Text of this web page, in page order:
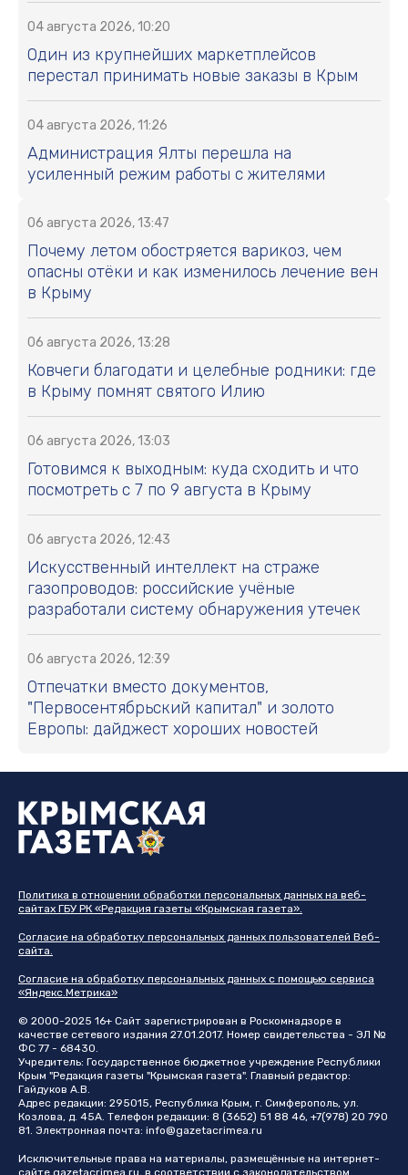
04 августа 2026, 10:20
Один из крупнейших маркетплейсов
перестал принимать новые заказы в Крым
04 августа 2026, 11:26
Администрация Ялты перешла на
усиленный режим работы с жителями
06 августа 2026, 13:47
Почему летом обостряется варикоз, чем
опасны отёки и как изменилось лечение вен
в Крыму
06 августа 2026, 13:28
Ковчеги благодати и целебные родники: где
в Крыму помнят святого Илию
06 августа 2026, 13:03
Готовимся к выходным: куда сходить и что
посмотреть с 7 по 9 августа в Крыму
06 августа 2026, 12:43
Искусственный интеллект на страже
газопроводов: российские учёные
разработали систему обнаружения утечек
06 августа 2026, 12:39
Отпечатки вместо документов,
"Первосентябрьский капитал" и золото
Европы: дайджест хороших новостей
Политика в отношении обработки персональных данных на веб-
сайтах ГБУ РК «Редакция газеты «Крымская газета».
Согласие на обработку персональных данных пользователей Веб-
сайта.
Согласие на обработку персональных данных с помощью сервиса
«Яндекс.Метрика»
© 2000-2025 16+ Сайт зарегистрирован в Роскомнадзоре в
качестве сетевого издания 27.01.2017. Номер свидетельства - ЭЛ №
ФС 77 - 68430.
Учредитель: Государственное бюджетное учреждение Республики
Крым "Редакция газеты "Крымская газета". Главный редактор:
Гайдуков А.В.
Адрес редакции: 295015, Республика Крым, г. Симферополь, ул.
Козлова, д. 45А. Телефон редакции: 8 (3652) 51 88 46, +7(978) 20 790
81. Электронная почта: info@gazetacrimea.ru
Исключительные права на материалы, размещённые на интернет-
сайте gazetacrimea.ru, в соответствии с законодательством